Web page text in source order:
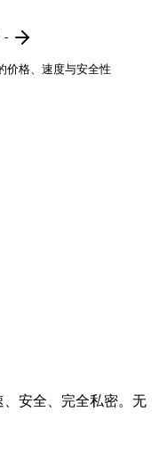
-
价格、速度与安全性
、安全、完全私密。无